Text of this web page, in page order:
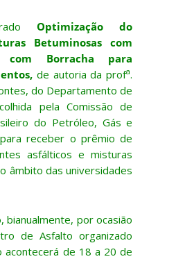
Optimização do
Betuminosas com
com Borracha para
de autoria da profa.
do Departamento de
pela Comissão de
do Petróleo, Gás e
receber o prêmio de
asfálticos e misturas
âmbito das universidades
bianualmente, por ocasião
de Asfalto organizado
acontecerá de 18 a 20 de